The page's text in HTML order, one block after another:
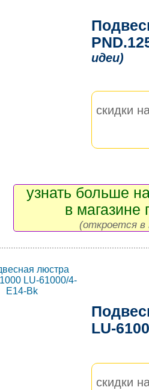
идеи)
скидки
узнать больше
в магазине
(откроется в
LU-
скидки